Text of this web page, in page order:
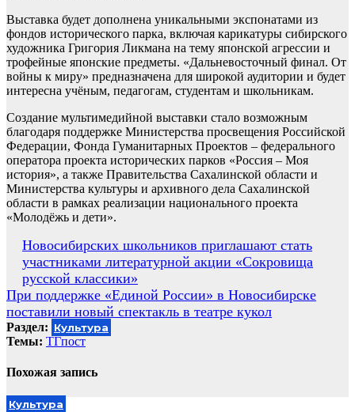
Выставка будет дополнена уникальными экспонатами из
фондов исторического парка, включая карикатуры сибирского
художника Григория Ликмана на тему японской агрессии и
трофейные японские предметы. «Дальневосточный финал. От
войны к миру» предназначена для широкой аудитории и будет
интересна учёным, педагогам, студентам и школьникам.
Создание мультимедийной выставки стало возможным
благодаря поддержке Министерства просвещения Российской
Федерации, Фонда Гуманитарных Проектов – федерального
оператора проекта исторических парков «Россия – Моя
история», а также Правительства Сахалинской области и
Министерства культуры и архивного дела Сахалинской
области в рамках реализации национального проекта
«Молодёжь и дети».
Навигация
по
записям
Новосибирских школьников приглашают стать
участниками литературной акции «Сокровища
русской классики»
При поддержке «Единой России» в Новосибирске
поставили новый спектакль в театре кукол
Раздел: Культура
Темы: ТГпост
Похожая запись
Культура